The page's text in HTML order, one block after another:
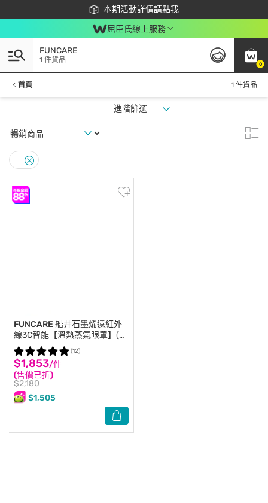
本期活動詳情請點我
下載app最高回饋$350
屈臣氏線上服務
0
FUNCARE
1 件貨品
首頁 1 件貨品
進階篩選
FUNCARE 船井石墨烯遠紅外
線3C智能【溫熱蒸氣眼罩】(贈
眼周噴霧)
$1,853/件
(售價已折)
$2,180
$1,505
(12)